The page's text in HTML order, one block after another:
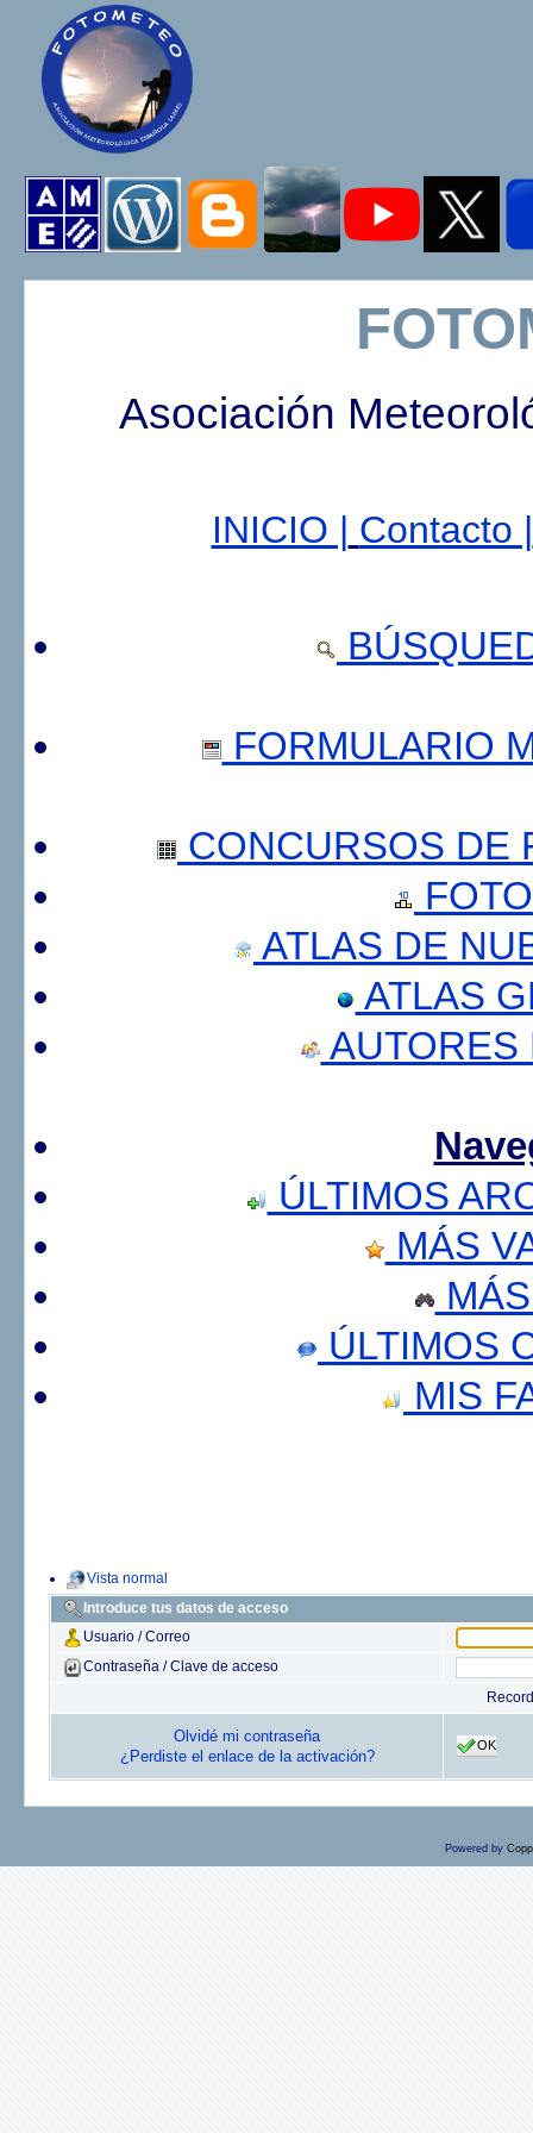
Asociación
INICIO | Contacto |
FORMULARIO
CONCURSOS DE
ATLAS DE
ATLAS
AUTORES
ÚLTIMOS
MÁS
ÚLTIMOS
MIS
Vista normal
Introduce tus datos de acceso
Usuario / Correo
Contraseña / Clave de acceso
Olvidé mi contraseña
¿Perdiste el enlace de la activación?
OK
Powered by